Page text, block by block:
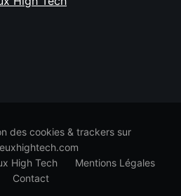
des cookies & trackers sur
High Tech
Mentions Légales
Contact